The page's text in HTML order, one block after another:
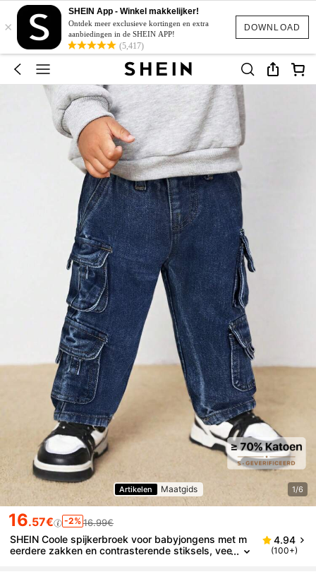
DOWNLOAD
×
SHEIN App - Winkel makkelijker!
Ontdek meer exclusieve kortingen en extra
aanbiedingen in de SHEIN APP!
(5,417)
Artikelen Maatgids 1/6
16.57€ -2% 16.99€
SHEIN Coole spijkerbroek voor babyjongens met m
eerdere zakken en contrasterende stiksels, vee
4.94
(100+)